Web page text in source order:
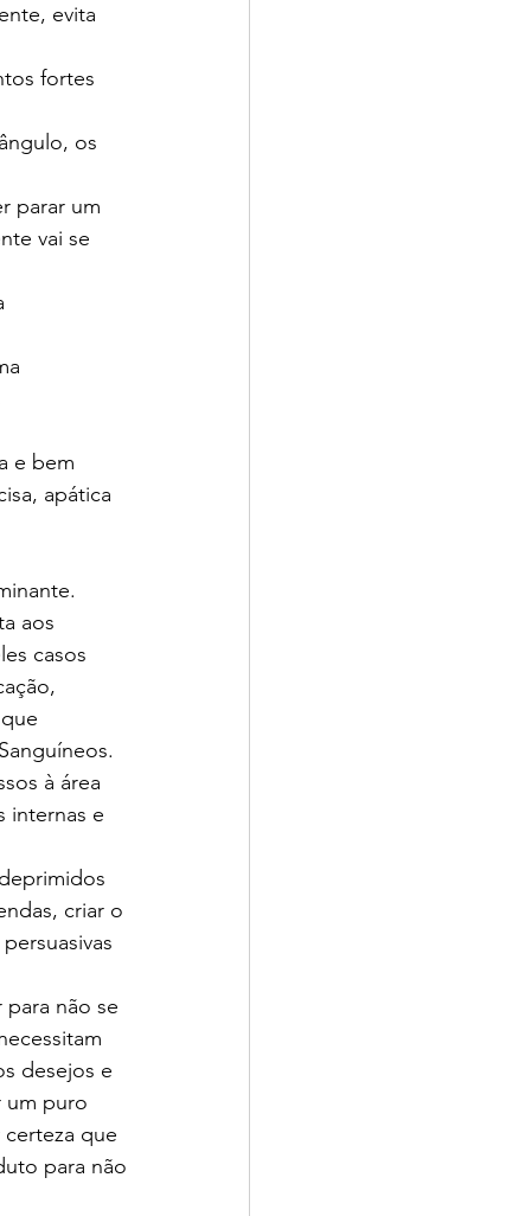
evita
fortes
os
parar um
vai se
e bem
apática
aos
casos
à área
internas e
criar o
não se
desejos e
um puro
que
para não